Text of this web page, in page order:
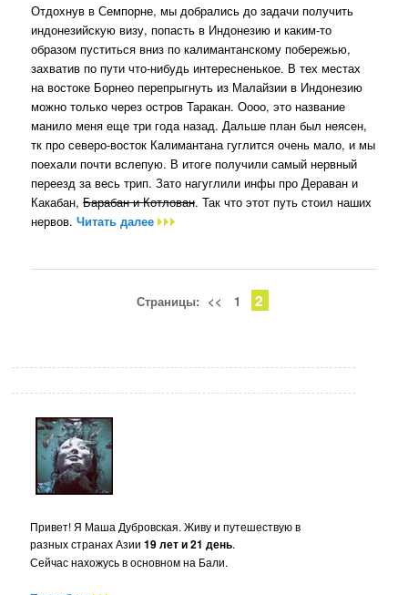
Отдохнув в Семпорне, мы добрались до задачи получить
индонезийскую визу, попасть в Индонезию и каким-то
образом пуститься вниз по калимантанскому побережью,
захватив по пути что-нибудь интересненькое. В тех местах
на востоке Борнео перепрыгнуть из Малайзии в Индонезию
можно только через остров Таракан. Оооо, это название
манило меня еще три года назад. Дальше план был неясен,
тк про северо-восток Калимантана гуглится очень мало, и мы
поехали почти вслепую. В итоге получили самый нервный
переезд за весь трип. Зато нагуглили инфы про Дераван и
Какабан,Барабан и Котлован. Так что этот путь стоил наших
нервов.Читать далее
Страницы: << 1 2
Привет! Я Маша Дубровская. Живу и путешествую в
разных странах Азии19 лет и 21 день.
Сейчас нахожусь в основном на Бали.